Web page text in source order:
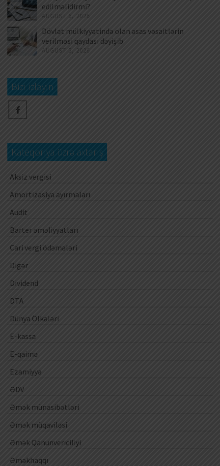
edilməlidirmi?
AUGUST 6, 2026
Dövlət mülkiyyətində olan əsas vəsaitlərin
verilməsi qaydası dəyişib
AUGUST 5, 2026
Bizi izləyin
Kateqoriya üzrə axtarış
Aksiz vergisi
Amortizasiya ayırmaları
Audit
Barter əməliyyatları
Cari vergi ödəmələri
Digər
Dividend
DTA
Dünya Ölkələri
E-kassa
E-qaimə
Ezamiyyə
ƏDV
Əmək münasibətləri
Əmək müqaviləsi
Əmək Qanunvericiliyi
Əməkhaqqı